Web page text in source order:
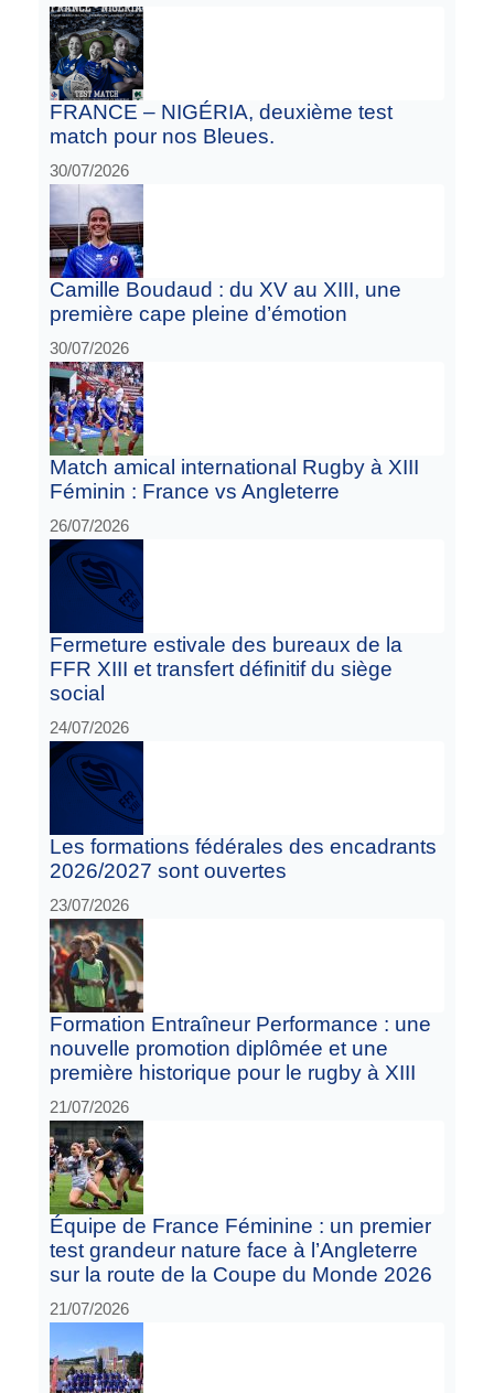
FRANCE – NIGÉRIA, deuxième test
match pour nos Bleues.
30/07/2026
Camille Boudaud : du XV au XIII, une
première cape pleine d’émotion
30/07/2026
Match amical international Rugby à XIII
Féminin : France vs Angleterre
26/07/2026
Fermeture estivale des bureaux de la
FFR XIII et transfert définitif du siège
social
24/07/2026
Les formations fédérales des encadrants
2026/2027 sont ouvertes
23/07/2026
Formation Entraîneur Performance : une
nouvelle promotion diplômée et une
première historique pour le rugby à XIII
21/07/2026
Équipe de France Féminine : un premier
test grandeur nature face à l’Angleterre
sur la route de la Coupe du Monde 2026
21/07/2026